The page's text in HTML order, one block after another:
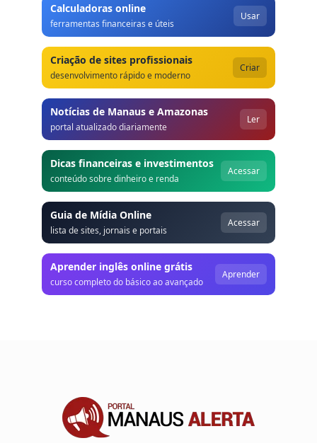
Calculadoras online
ferramentas financeiras e úteis
Usar
Criação de sites profissionais
desenvolvimento rápido e moderno
Criar
Notícias de Manaus e Amazonas
portal atualizado diariamente
Ler
Dicas financeiras e investimentos
conteúdo sobre dinheiro e renda
Acessar
Guia de Mídia Online
lista de sites, jornais e portais
Acessar
Aprender inglês online grátis
curso completo do básico ao avançado
Aprender